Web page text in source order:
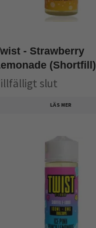
- Strawberry
(Shortfill)
slut
LÄS MER